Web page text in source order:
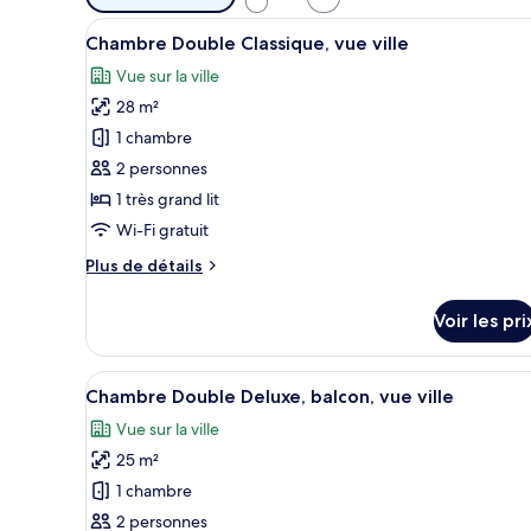
disponibles
pour
les
chambres
Afficher
toutes
les
photos
pour
ce
type
de
chambre :
Chambre
vue
ville
Un lit bien fait, recouvert
16
Chambre Double Classique, vue ville
Vue sur la ville
28 m²
1 chambre
2 personnes
1 très grand lit
Wi-Fi gratuit
Plus de détails
Plus
le
type
de
Chambre
Double
Classique,
vue
ville
Voir les
Afficher
toutes
les
photos
pour
ce
Une chambre à coucher
10
Chambre Double Deluxe, balcon, vue ville
Vue sur la ville
25 m²
1 chambre
2 personnes